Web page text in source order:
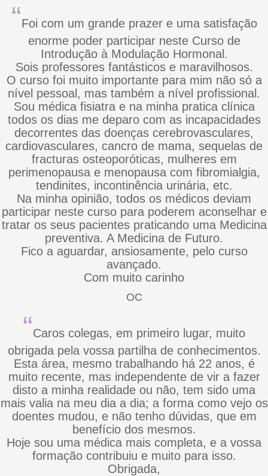
“Foi com um grande prazer e uma satisfação
enorme poder participar neste Curso de
Introdução à Modulação Hormonal.
Sois professores fantásticos e maravilhosos.
O curso foi muito importante para mim não só a
nível pessoal, mas também a nível profissional.
Sou médica fisiatra e na minha pratica clínica
todos os dias me deparo com as incapacidades
decorrentes das doenças cerebrovasculares,
cardiovasculares, cancro de mama, sequelas de
fracturas osteoporóticas, mulheres em
perimenopausa e menopausa com fibromialgia,
tendinites, incontinência urinária, etc.
Na minha opinião, todos os médicos deviam
participar neste curso para poderem aconselhar e
tratar os seus pacientes praticando uma Medicina
preventiva. A Medicina de Futuro.
Fico a aguardar, ansiosamente, pelo curso
avançado.
Com muito carinho
OC
“Caros colegas, em primeiro lugar, muito
obrigada pela vossa partilha de conhecimentos.
Esta área, mesmo trabalhando há 22 anos, é
muito recente, mas independente de vir a fazer
disto a minha realidade ou não, tem sido uma
mais valia na meu dia a dia; a forma como vejo os
doentes mudou, e não tenho dúvidas, que em
benefício dos mesmos.
Hoje sou uma médica mais completa, e a vossa
formação contribuiu e muito para isso.
Obrigada,